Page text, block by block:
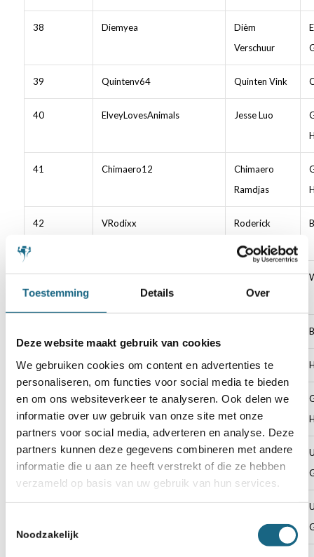
Toestemming Details Over
Deze website maakt gebruik van cookies
We gebruiken cookies om content en advertenties te
personaliseren, om functies voor social media te bieden
en om ons websiteverkeer te analyseren. Ook delen we
informatie over uw gebruik van onze site met onze
partners voor social media, adverteren en analyse. Deze
partners kunnen deze gegevens combineren met andere
informatie die u aan ze heeft verstrekt of die ze hebben
verzameld op basis van uw gebruik van hun services.
Noodzakelijk
38 Diemyea
Dièm
Verschuur
39 Quintenv64 Quinten Vink
40 ElveyLovesAnimals Jesse Luo
41 Chimaero12
Chimaero
Ramdjas
42 VRodixx
Roderick
Meens
43 Nick_Fighter1000
Nick Van
Huessen
45 ChessEveryWeek Xule Ji
46 Vlammie
Daniel van
Egdom
47 koenveck Koen van Eck
48 Carrotman01
Jesper
Ubbink